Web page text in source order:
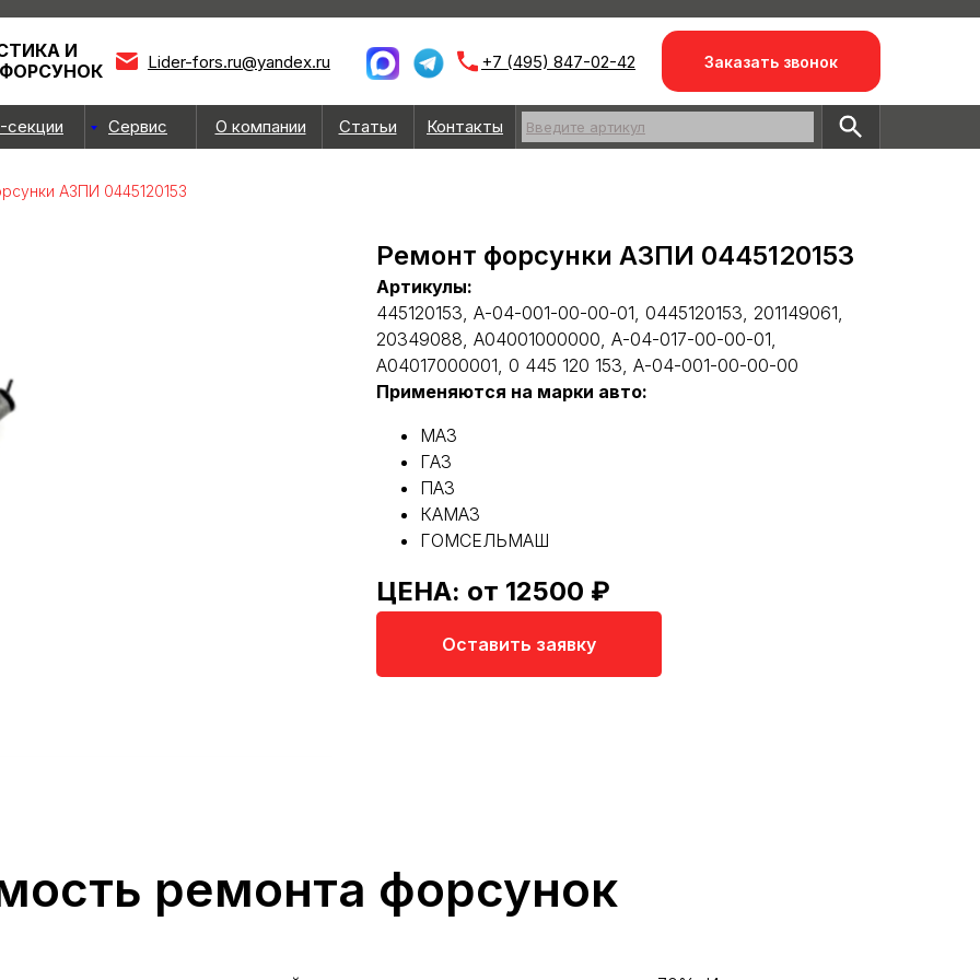
Контакты
О компании
Сервис
секции Статьи
Lider-fors.ru@yandex.ru +7 (495) 847-02-42 Заказать звонок
И
Введите артикул
АЗПИ 0445120153
Ремонт форсунки АЗПИ 0445120153
Артикулы:
445120153, А-04-001-00-00-01, 0445120153, 201149061,
20349088, А04001000000, А-04-017-00-00-01,
А04017000001, 0 445 120 153, А-04-001-00-00-00
Применяются на марки авто:
МАЗ
ГАЗ
ПАЗ
КАМАЗ
ГОМСЕЛЬМАШ
ЦЕНА: от 12500 ₽
Оставить заявку
ремонта форсунок